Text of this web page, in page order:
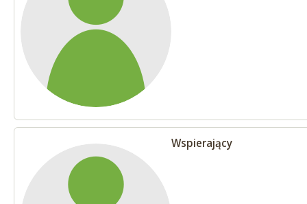
Wspierający